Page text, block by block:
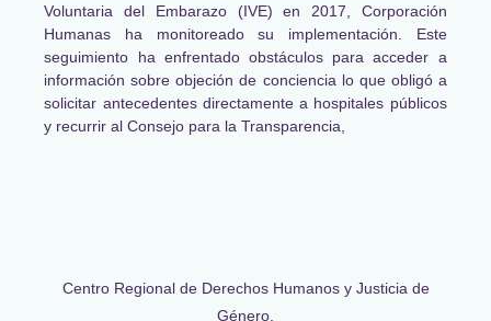
Voluntaria del Embarazo (IVE) en 2017, Corporación
Humanas ha monitoreado su implementación. Este
seguimiento ha enfrentado obstáculos para acceder a
información sobre objeción de conciencia lo que obligó a
solicitar antecedentes directamente a hospitales públicos
y recurrir al Consejo para la Transparencia,
Centro Regional de Derechos Humanos y Justicia de
Género,